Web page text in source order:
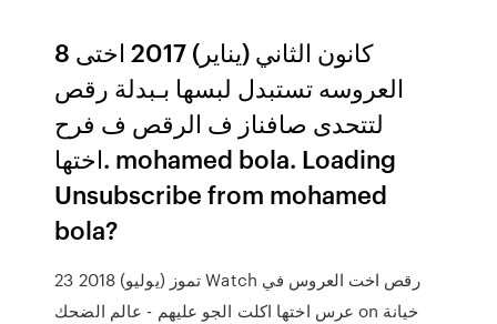
8 كانون الثاني (يناير) 2017 اختى
العروسه تستبدل لبسها بـبدلة رقص
لتتحدى صافناز ف الرقص ف فرح
اختها. mohamed bola. Loading
Unsubscribe from mohamed
bola?
23 تموز (يوليو) 2018 Watch رقص اخت العروس في
عرس اختها اكلت الجو عليهم - عالم الضحك on خيانة